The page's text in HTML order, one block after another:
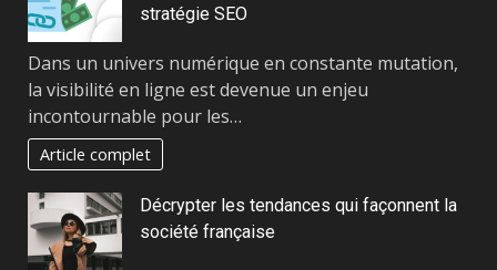
stratégie SEO
Dans un univers numérique en constante mutation,
la visibilité en ligne est devenue un enjeu
incontournable pour les…
Article complet
Décrypter les tendances qui façonnent la
société française